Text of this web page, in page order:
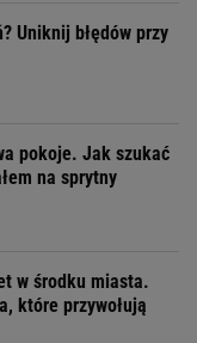
Uniknij błędów przy
pokoje. Jak szukać
na sprytny
w środku miasta.
które przywołują